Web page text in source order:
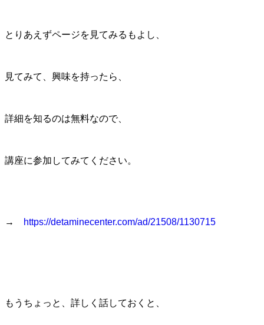
とりあえずページを見てみるもよし、
見てみて、興味を持ったら、
詳細を知るのは無料なので、
講座に参加してみてください。
→ https://detaminecenter.com/ad/21508/1130715
もうちょっと、詳しく話しておくと、